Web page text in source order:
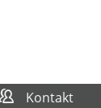
Kontakt